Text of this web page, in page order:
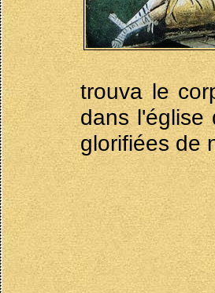
trouva le
dans l'église
glorifiées de